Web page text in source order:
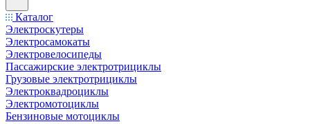
Каталог
Электроскутеры
Электросамокаты
Электровелосипеды
Пассажирские электротрициклы
Грузовые электротрициклы
Электроквадроциклы
Электромотоциклы
Бензиновые мотоциклы